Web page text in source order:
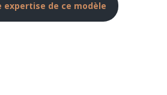
expertise de ce modèle